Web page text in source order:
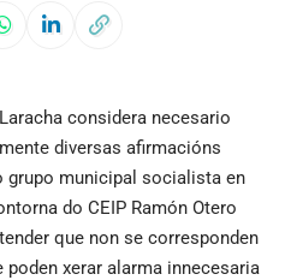
considera necesario
diversas afirmacións
grupo municipal socialista en
do CEIP Ramón Otero
que non se corresponden
poden xerar alarma innecesaria